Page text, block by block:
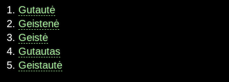
Gutautė
Geistenė
Geistė
Gutautas
Geistautė